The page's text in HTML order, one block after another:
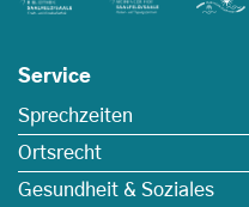
Service
Sprechzeiten
Ortsrecht
Gesundheit & Soziales